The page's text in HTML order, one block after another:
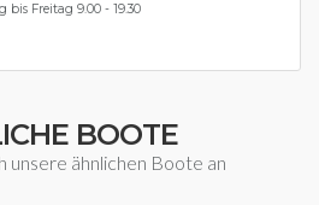
bis Freitag 9.00 - 19.30
BOOTE
unsere ähnlichen Boote an